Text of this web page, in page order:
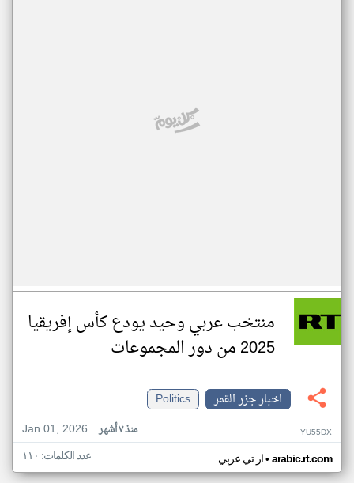
منتخب عربي وحيد يودع كأس إفريقيا
2025 من دور المجموعات
اخبار جزر القمر
Politics
Jan 01, 2026
منذ ٧ أشهر YU55DX
ار تي عربي• arabic.rt.com عدد الكلمات: ١١٠